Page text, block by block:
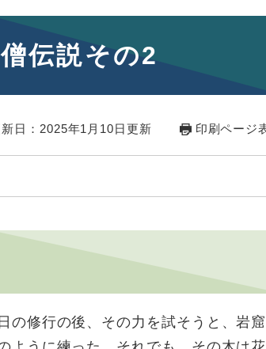
伝説その2
日：2025年1月10日更新 印刷ページ
修行の後、その力を試そうと、岩